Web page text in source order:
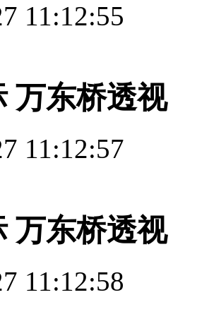
11:12:55
万东桥透视
11:12:57
万东桥透视
11:12:58